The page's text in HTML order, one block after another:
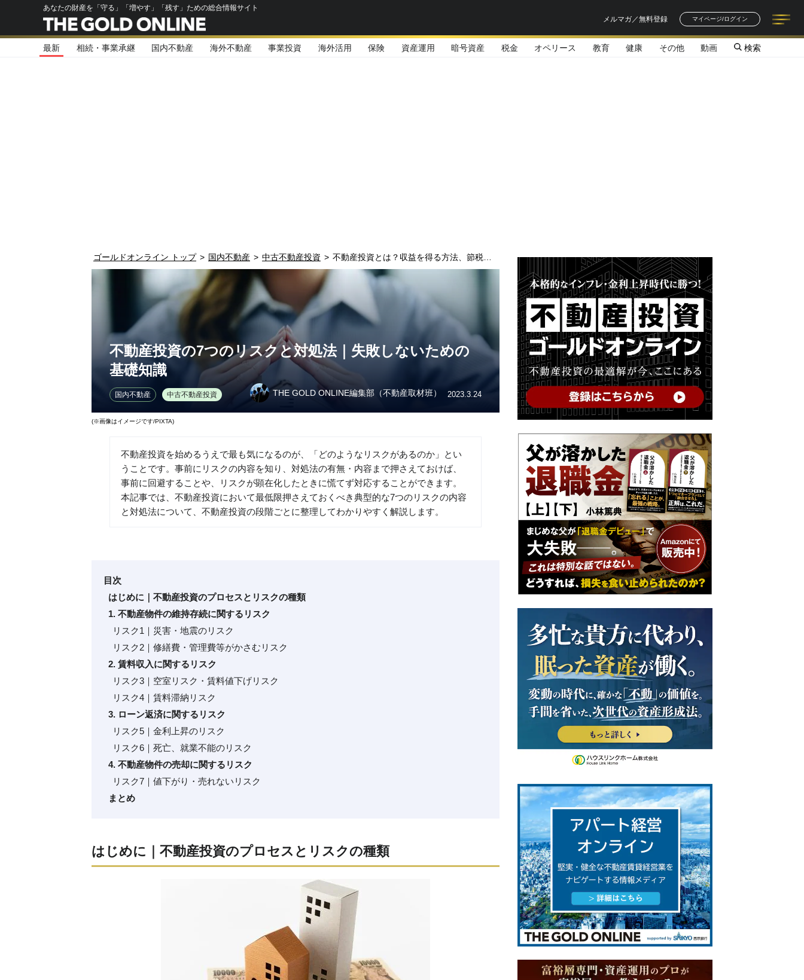
あなたの財産を「守る」「増やす」「残す」ための総合情報サイト
メルマガ／無料登録
マイページ/ログイン
記事一覧
著者一覧
最新 相続・事業承継 国内不動産 海外不動産 事業投資 海外活用 保険 資産運用 暗号資産 税金 オペリース 教育 健康 その他 動画 検索
ゴールドオンライン トップ > 国内不動産 > 中古不動産投資 >
不動産投資の7つのリスクと対処法｜失敗しないための
基礎知識
国内不動産 中古不動産投資 THE GOLD ONLINE編集部（不動産取材班） 2023.3.24
(※画像はイメージです/PIXTA)
不動産投資を始めるうえで最も気になるのが、「どのようなリスクがあるのか」とい
うことです。事前にリスクの内容を知り、対処法の有無・内容まで押さえておけば、
事前に回避することや、リスクが顕在化したときに慌てず対応することができます。
本記事では、不動産投資において最低限押さえておくべき典型的な7つのリスクの内容
と対処法について、不動産投資の段階ごとに整理してわかりやすく解説します。
目次
はじめに｜不動産投資のプロセスとリスクの種類
1. 不動産物件の維持存続に関するリスク
リスク1｜災害・地震のリスク
リスク2｜修繕費・管理費等がかさむリスク
2. 賃料収入に関するリスク
リスク3｜空室リスク・賃料値下げリスク
リスク4｜賃料滞納リスク
3. ローン返済に関するリスク
リスク5｜金利上昇のリスク
リスク6｜死亡、就業不能のリスク
4. 不動産物件の売却に関するリスク
リスク7｜値下がり・売れないリスク
まとめ
はじめに｜不動産投資のプロセスとリスクの種類